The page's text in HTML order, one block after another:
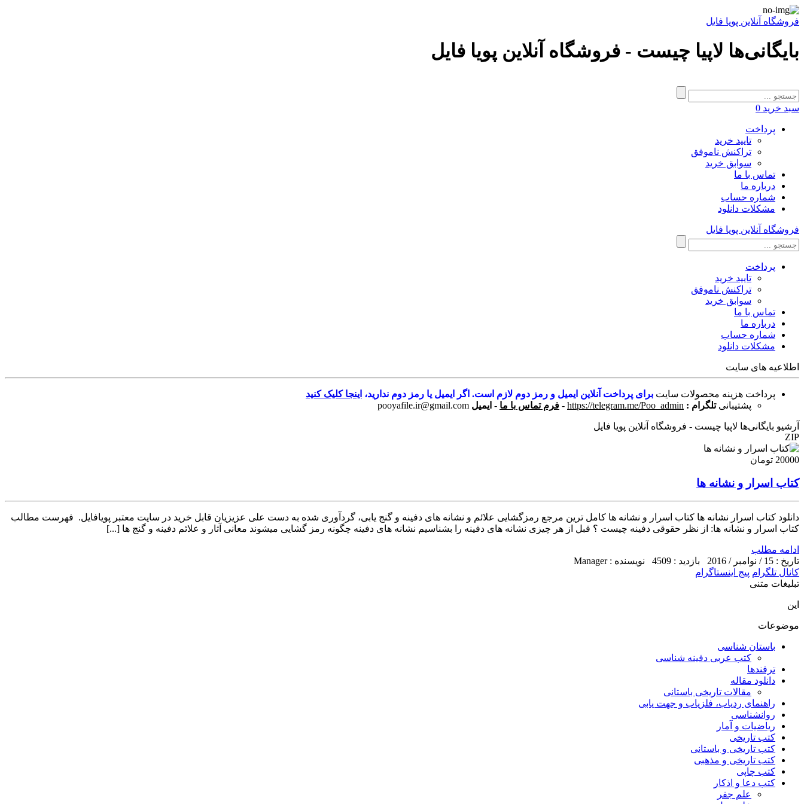
فروشگاه آنلاین پویا فایل
بایگانی‌ها لاپیا چیست - فروشگاه آنلاین پویا فایل
سبد خرید 0
پرداخت
تایید خرید
تراکنش ناموفق
سوابق خرید
تماس با ما
درباره ما
شماره حساب
مشکلات دانلود
فروشگاه آنلاین پویا فایل
پرداخت
تایید خرید
تراکنش ناموفق
سوابق خرید
تماس با ما
درباره ما
شماره حساب
مشکلات دانلود
اطلاعیه های سایت
پرداخت هزینه محصولات سایت برای پرداخت آنلاین ایمیل و رمز دوم لازم است. اگر ایمیل یا رمز دوم ندارید، اینجا کلیک کنید
پشتیبانی تلگرام : https://telegram.me/Poo_admin
- فرم تماس با ما - ایمیل pooyafile.ir@gmail.com
آرشیو بایگانی‌ها لاپیا چیست - فروشگاه آنلاین پویا فایل
ZIP
20000 تومان
کتاب اسرار و نشانه ها
دانلود کتاب اسرار نشانه ها کتاب اسرار و نشانه ها کامل ترین مرجع رمزگشایی علائم و نشانه های دفینه و گنج یابی، گردآوری شده به دست علی عزیزیان قابل خرید در سایت معتبر پویافایل. فهرست مطالب
کتاب اسرار و نشانه ها: از نظر حقوقی دفینه چیست ؟ قبل از هر چیزی نشانه های دفینه را بشناسیم نشانه های دفینه چگونه رمز گشایی میشوند معانی آثار و علائم دفینه و گنج ها [...]
ادامه مطلب
تاریخ : 15 / نوامبر / 2016
بازدید : 4509
نویسنده : Manager
کانال تلگرام پیج اینستاگرام
تبلیغات متنی
این
موضوعات
باستان شناسی
کتب عربی دفینه شناسی
ترفندها
دانلود مقاله
مقالات تاریخی باستانی
راهنمای ردیاب، فلزیاب و جهت یابی
روانشناسی
ریاضیات و آمار
کتب تاریخی
کتب تاریخی و باستانی
کتب تاریخی و مذهبی
کتب چاپی
کتب دعا و اذکار
علم جفر